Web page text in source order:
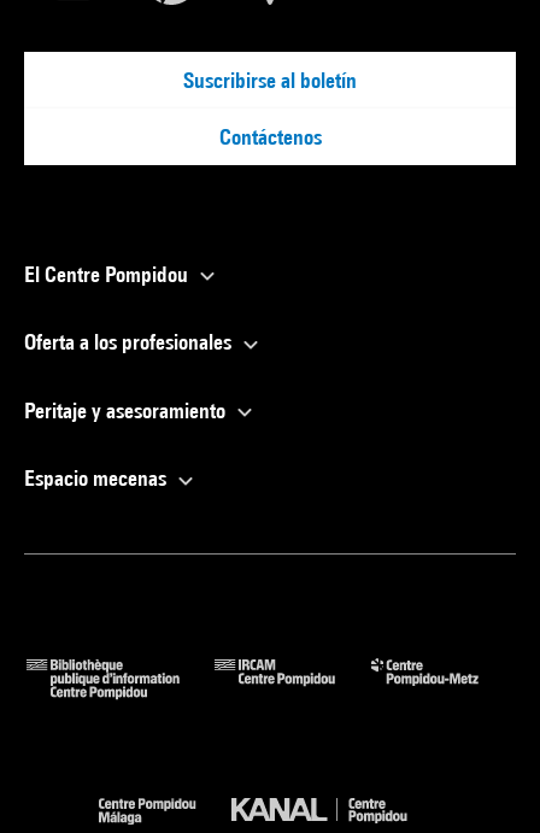
Suscribirse al boletín
Contáctenos
El Centre Pompidou
Oferta a los profesionales
Peritaje y asesoramiento
Espacio mecenas